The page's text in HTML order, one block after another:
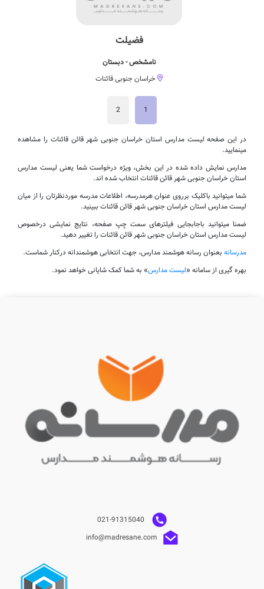
فضیلت
نامشخص - دبستان
خراسان جنوبی قائنات
1
2
در این صفحه لیست مدارس استان خراسان جنوبی شهر قائن قائنات را مشاهده
مینمایید.
مدارس نمایش داده شده در این بخش، ویژه درخواست شما یعنی لیست مدارس
استان خراسان جنوبی شهر قائن قائنات انتخاب شده اند.
شما میتوانید باکلیک برروی عنوان هرمدرسه، اطلاعات مدرسه موردنظرتان را از میان
لیست مدارس استان خراسان جنوبی شهر قائن قائنات ببینید.
ضمنا میتوانید باجابجایی فیلترهای سمت چپ صفحه، نتایج نمایشی درخصوص
لیست مدارس استان خراسان جنوبی شهر قائن قائنات را تغییر دهید.
مدرسانه بعنوان رسانه هوشمند مدارس، جهت انتخابی هوشمندانه درکنار شماست.
بهره گیری از سامانه «لیست مدارس» به شما کمک شایانی خواهد نمود.
info@madresane.com